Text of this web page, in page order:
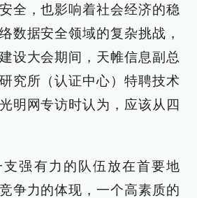
全，也影响着社会经济的稳
数据安全领域的复杂挑战，
设大会期间，天帷信息副总
究所（认证中心）特聘技术
明网专访时认为，应该从四
强有力的队伍放在首要地
争力的体现，一个高素质的